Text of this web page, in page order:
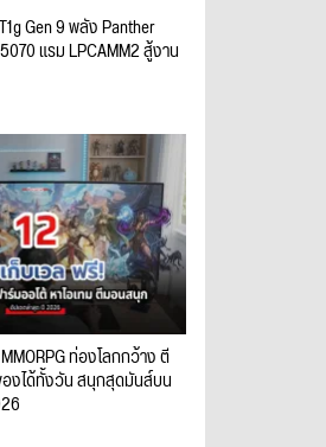
Gen 9 พลัง Panther
แรม LPCAMM2 สู้งาน
ท่องโลกกว้าง ตี
งได้ทั้งวัน สนุกสุดมันส์บน